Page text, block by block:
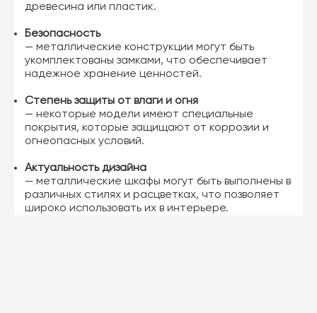
древесина или пластик.
Безопасность
— металлические конструкции могут быть
укомплектованы замками, что обеспечивает
надежное хранение ценностей.
Степень защиты от влаги и огня
— некоторые модели имеют специальные
покрытия, которые защищают от коррозии и
огнеопасных условий.
Актуальность дизайна
— металлические шкафы могут быть выполнены в
различных стилях и расцветках, что позволяет
широко использовать их в интерьере.